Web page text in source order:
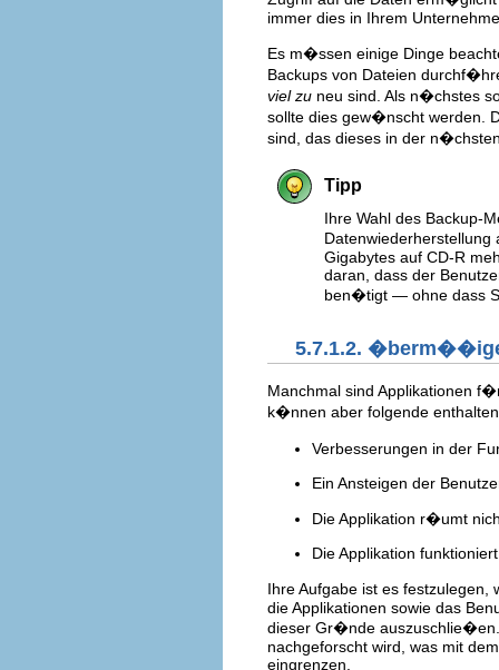
immer dies in Ihrem
Es m�ssen einige Dinge
Backups von Dateien
viel zu neu sind. Als n�chstes
sollte dies gew�nscht werden.
sind, das dieses in der
Tipp
Ihre Wahl des Backup-
Gigabytes auf CD-R
daran, dass der
ben�tigt — ohne dass
5.7.1.2.
Manchmal sind Applikationen
k�nnen aber folgende
Verbesserungen in der
Ein Ansteigen der
Die Applikation r�umt
Die Applikation
Ihre Aufgabe ist es
die Applikationen sowie das
dieser Gr�nde auszuschlie�en.
nachgeforscht wird, was mit
eingrenzen.